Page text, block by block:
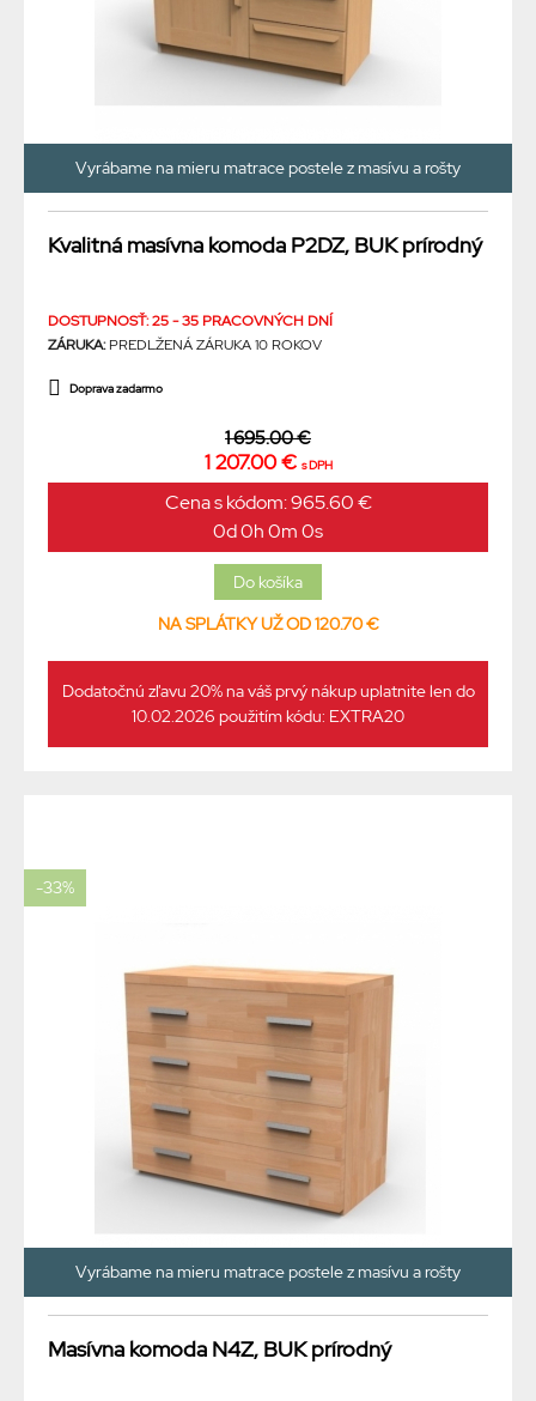
Vyrábame na mieru matrace postele z masívu a rošty
Kvalitná masívna komoda P2DZ, BUK prírodný
DOSTUPNOSŤ: 25 - 35 PRACOVNÝCH DNÍ
ZÁRUKA:PREDLŽENÁ ZÁRUKA 10 ROKOV
Doprava zadarmo
1 695.00 €
1 207.00 € s DPH
Cena s kódom: 965.60 €
0d 0h 0m 0s
NA SPLÁTKY UŽ OD 120.70 €
Dodatočnú zľavu 20% na váš prvý nákup uplatnite len do
10.02.2026 použitím kódu: EXTRA20
-33%
Vyrábame na mieru matrace postele z masívu a rošty
Masívna komoda N4Z, BUK prírodný